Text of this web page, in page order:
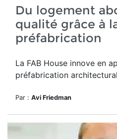
Du logement
qualité grâce à
préfabrication
La FAB House innove en
préfabrication
Par : Avi Friedman